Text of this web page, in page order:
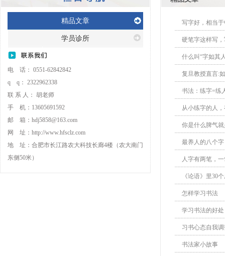
精品文章
学员诊所
电 话： 0551-62842842
q q： 2322962338
联 系 人： 胡老师
手 机：13605691592
邮 箱：hdj5858@163.com
网 址：http://www.hfsclz.com
地 址：合肥市长江路农大科技长廊4楼（农大南门
东侧50米）
写字好，相当
硬笔字这样写
什么叫“字如其
复旦教授直言:
书法：练字=练
从小练字的人
你是什么脾气
最养人的八个
人字有两笔，
《论语》里30
怎样学习书法
学习书法的好处
习书心态自我
书法家小故事